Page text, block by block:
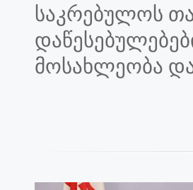
საკრებულოს
მოსახლეობა